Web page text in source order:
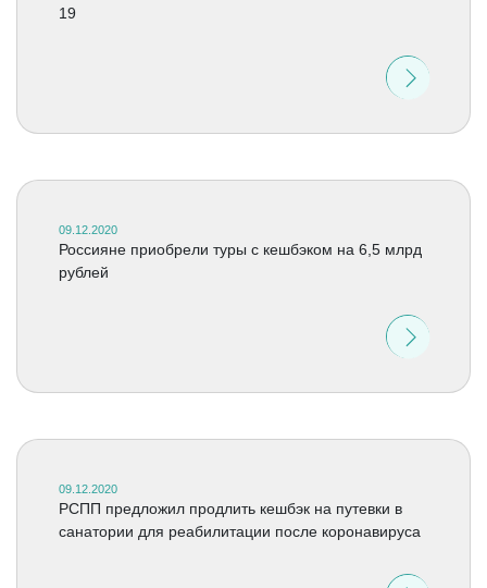
19
09.12.2020
Россияне приобрели туры с кешбэком на 6,5 млрд
рублей
09.12.2020
РСПП предложил продлить кешбэк на путевки в
санатории для реабилитации после коронавируса